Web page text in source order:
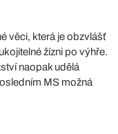
věci, která je obzvlášť
žízni po výhře.
naopak udělá
MS možná